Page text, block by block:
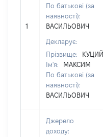
1
По батькові (за
наявності):
ВАСИЛЬОВИЧ
Декларує:
Прізвище:
КУЦИЙ
Ім'я:
МАКСИМ
По батькові (за
наявності):
ВАСИЛЬОВИЧ
Джерело
доходу: